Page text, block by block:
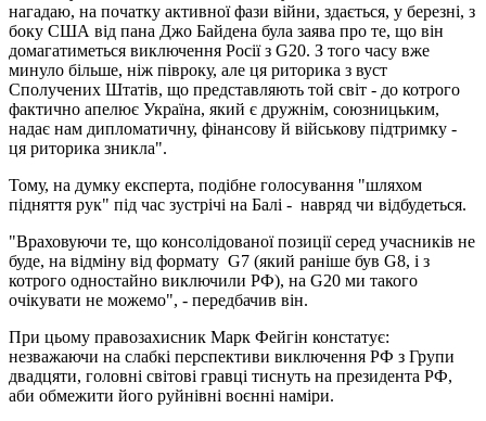
нагадаю, на початку активної фази війни, здається, у березні, з
боку США від пана Джо Байдена була заява про те, що він
домагатиметься виключення Росії з G20. З того часу вже
минуло більше, ніж півроку, але ця риторика з вуст
Сполучених Штатів, що представляють той світ - до котрого
фактично апелює Україна, який є дружнім, союзницьким,
надає нам дипломатичну, фінансову й військову підтримку -
ця риторика зникла".
Тому, на думку експерта, подібне голосування "шляхом
підняття рук" під час зустрічі на Балі - навряд чи відбудеться.
"Враховуючи те, що консолідованої позиції серед учасників не
буде, на відміну від формату G7 (який раніше був G8, і з
котрого одностайно виключили РФ), на G20 ми такого
очікувати не можемо", - передбачив він.
При цьому правозахисник Марк Фейгін констатує:
незважаючи на слабкі перспективи виключення РФ з Групи
двадцяти, головні світові гравці тиснуть на президента РФ,
аби обмежити його руйнівні воєнні наміри.